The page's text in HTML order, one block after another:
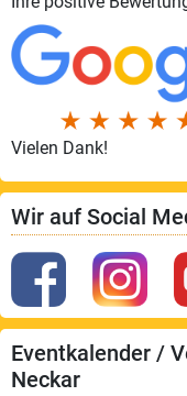
Vielen Dank!
Wir auf Social
Eventkalender /
Neckar